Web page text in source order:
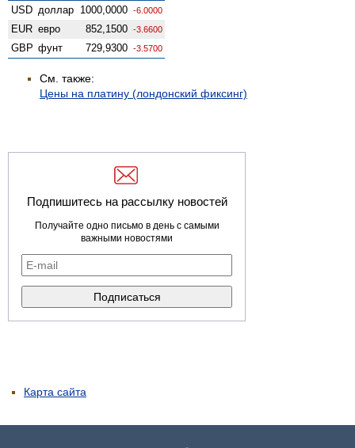
USD доллар 1000,0000 -6.0000
EUR евро 852,1500 -3.6600
GBP фунт 729,9300 -3.5700
См. также:
Цены на платину (лондонский фиксинг)
Подпишитесь на рассылку новостей
Получайте одно письмо в день с самыми
важными новостями
Карта сайта